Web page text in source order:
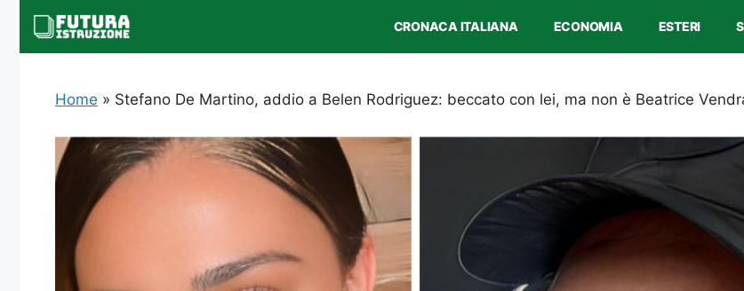
contenuto
CRONACA ITALIANA ECONOMIA ESTERI
Home » Stefano De Martino, addio a Belen Rodriguez: beccato con lei, ma non è Beatrice